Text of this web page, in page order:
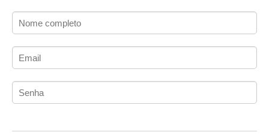
ADK
Administração Acadêmica
Administração de Artistas e Repertórios
Administração de Banco de Dados
Administração de Redes
Administrador de Sistemas